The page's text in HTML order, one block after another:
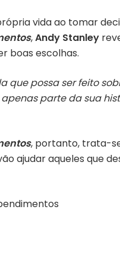
vida ao tomar
,Andy Stanley
boas escolhas.
que possa ser feito
parte da sua
, portanto, trata-
ajudar aqueles que